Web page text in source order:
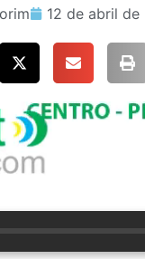
12 de abril de